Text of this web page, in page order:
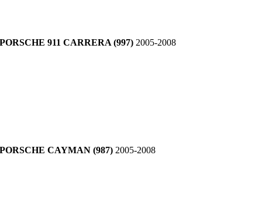
PORSCHE 911 CARRERA (997) 2005-2008
PORSCHE CAYMAN (987) 2005-2008